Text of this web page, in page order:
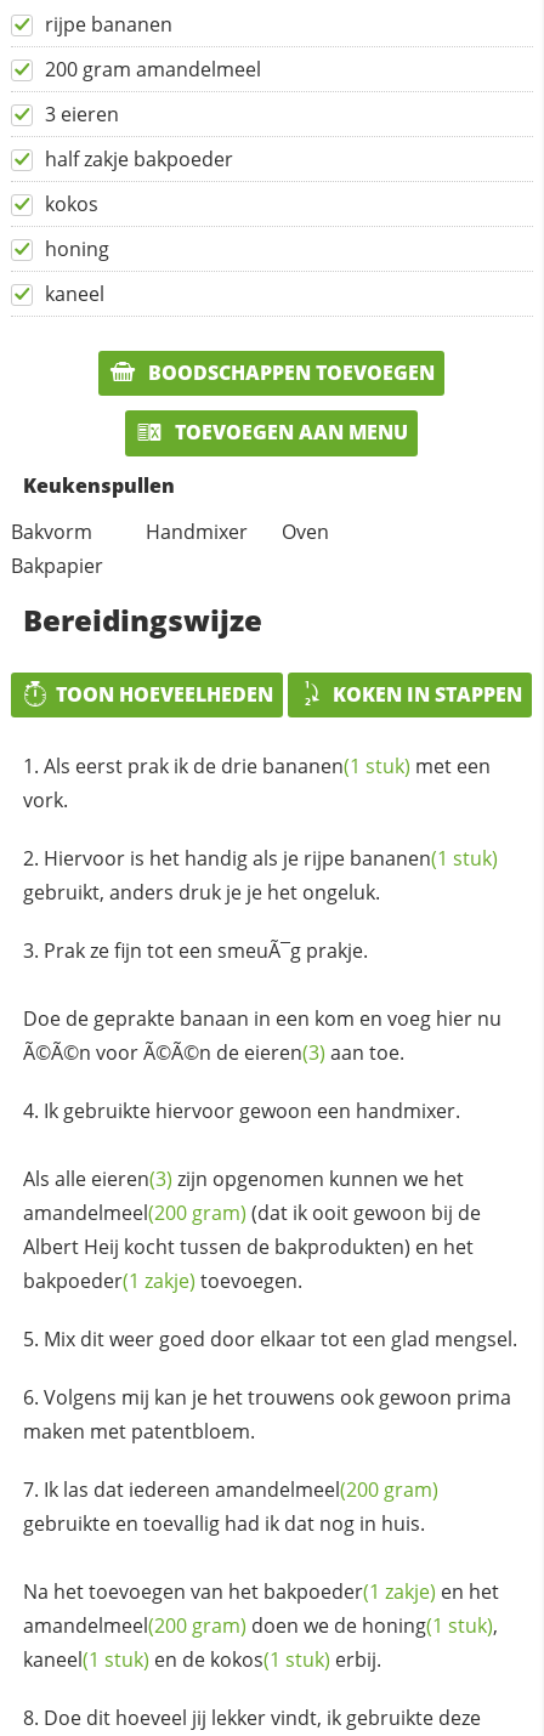
rijpe bananen
200 gram amandelmeel
3 eieren
half zakje bakpoeder
kokos
honing
kaneel
BOODSCHAPPEN TOEVOEGEN
TOEVOEGEN AAN MENU
Keukenspullen
Bakvorm
Handmixer
Oven
Bakpapier
Bereidingswijze
TOON HOEVEELHEDEN KOKEN IN STAPPEN
Als eerst prak ik de drie bananen(1 stuk) met een
vork.
Hiervoor is het handig als je rijpe bananen(1 stuk)
gebruikt, anders druk je je het ongeluk.
Prak ze fijn tot een smeuÃ¯g prakje.
Doe de geprakte banaan in een kom en voeg hier nu
Ã©Ã©n voor Ã©Ã©n de eieren(3) aan toe.
Ik gebruikte hiervoor gewoon een handmixer.
Als alle eieren(3) zijn opgenomen kunnen we het
amandelmeel(200 gram) (dat ik ooit gewoon bij de
Albert Heij kocht tussen de bakprodukten) en het
bakpoeder(1 zakje) toevoegen.
Mix dit weer goed door elkaar tot een glad mengsel.
Volgens mij kan je het trouwens ook gewoon prima
maken met patentbloem.
Ik las dat iedereen amandelmeel(200 gram)
gebruikte en toevallig had ik dat nog in huis.
Na het toevoegen van het bakpoeder(1 zakje) en het
amandelmeel(200 gram) doen we de honing(1 stuk),
kaneel(1 stuk) en de kokos(1 stuk) erbij.
Doe dit hoeveel jij lekker vindt, ik gebruikte deze